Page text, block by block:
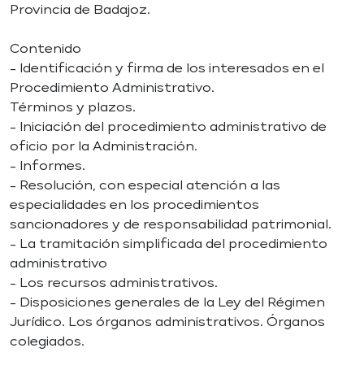
Provincia de Badajoz.
Contenido
- Identificación y firma de los interesados en el
Procedimiento Administrativo.
Términos y plazos.
- Iniciación del procedimiento administrativo de
oficio por la Administración.
- Informes.
- Resolución, con especial atención a las
especialidades en los procedimientos
sancionadores y de responsabilidad patrimonial.
- La tramitación simplificada del procedimiento
administrativo
- Los recursos administrativos.
- Disposiciones generales de la Ley del Régimen
Jurídico. Los órganos administrativos. Órganos
colegiados.